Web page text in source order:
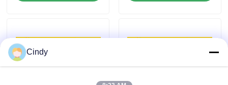
Batería del cloruro de tionil del litio
Batería del dióxido del manganeso del litio
Cindy